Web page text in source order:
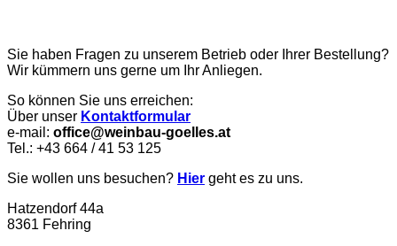
Sie haben Fragen zu unserem Betrieb oder Ihrer Bestellung?
Wir kümmern uns gerne um Ihr Anliegen.
So können Sie uns erreichen:
Über unser Kontaktformular
e-mail: office@weinbau-goelles.at
Tel.: +43 664 / 41 53 125
Sie wollen uns besuchen? Hier geht es zu uns.
Hatzendorf 44a
8361 Fehring